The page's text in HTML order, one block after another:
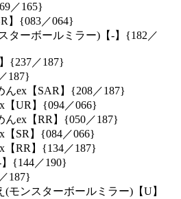
／165}
】{083／064}
ターボールミラー)【-】{182／
{237／187}
187}
んex【SAR】{208／187}
【UR】{094／066}
んex【RR】{050／187}
【SR】{084／066}
【RR】{134／187}
{144／190}
187}
モンスターボールミラー)【U】